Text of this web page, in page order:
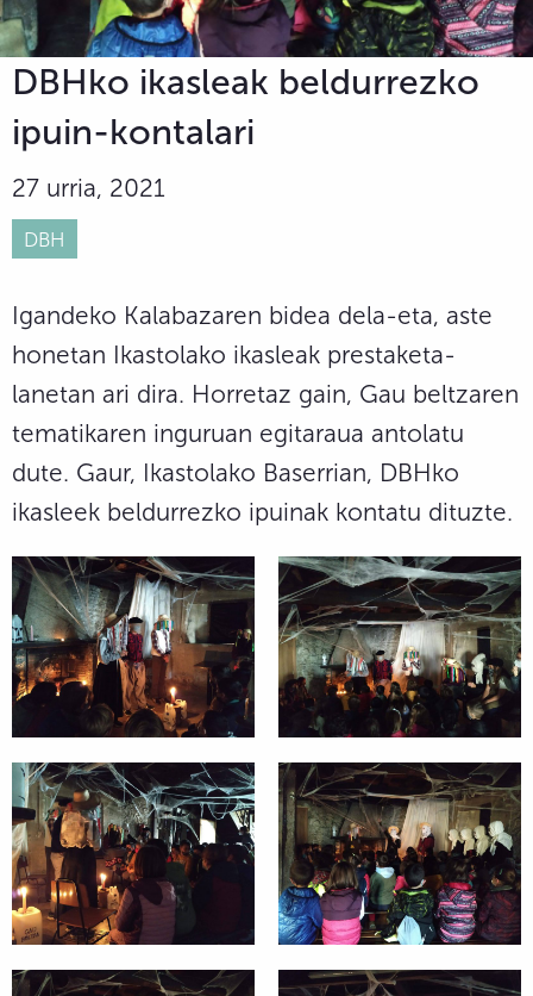
DBHko ikasleak beldurrezko
ipuin-kontalari
27 urria, 2021
DBH
Igandeko Kalabazaren bidea dela-eta, aste
honetan Ikastolako ikasleak prestaketa-
lanetan ari dira. Horretaz gain, Gau beltzaren
tematikaren inguruan egitaraua antolatu
dute. Gaur, Ikastolako Baserrian, DBHko
ikasleek beldurrezko ipuinak kontatu dituzte.